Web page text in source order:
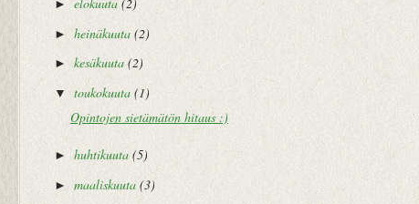
►
► heinäkuuta (2)
► kesäkuuta (2)
▼ toukokuuta (1)
Opintojen sietämätön hitaus :)
► huhtikuuta (5)
► maaliskuuta (3)